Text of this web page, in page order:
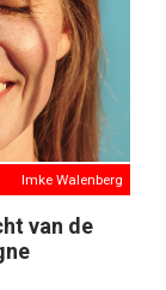
Imke Walenberg
van de